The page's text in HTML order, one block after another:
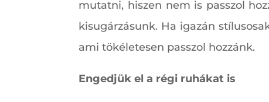
mutatni, hiszen nem is passzol
kisugárzásunk. Ha igazán
ami tökéletesen passzol hozzánk.
Engedjük el a régi ruhákat is